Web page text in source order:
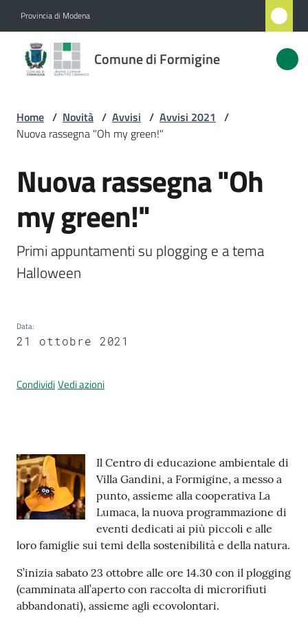
Provincia di Modena
Comune di Formigine
Comune
di
Novità
Servizi
Vivere
Formigine
appuntamenti
l
e
r
t
a
e
t
e
o
Home / Novità / Avvisi / Avvisi 2021 /
Nuova rassegna "Oh my green!"
Salta al contenuto
Nuova rassegna "Oh
my green!"
Primi appuntamenti su plogging e a tema
Halloween
Data:
21 ottobre 2021
CondividiVedi azioni
Contenuto
Il Centro di educazione ambientale di
Villa Gandini, a Formigine, a messo a
punto, assieme alla cooperativa La
Lumaca, la nuova programmazione di
eventi dedicati ai più piccoli e alle
loro famiglie sui temi della sostenibilità e della natura.
S’inizia sabato 23 ottobre alle ore 14.30 con il plogging
(camminata all’aperto con raccolta di microrifiuti
abbandonati), assieme agli ecovolontari.